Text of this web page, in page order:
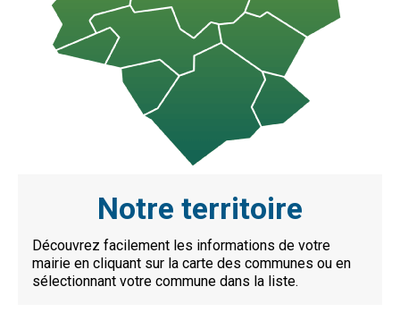
Notre territoire
Découvrez facilement les informations de votre
mairie en cliquant sur la carte des communes ou en
sélectionnant votre commune dans la liste.